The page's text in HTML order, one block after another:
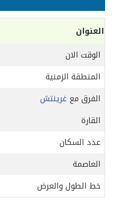
العنوان
الوقت الان
المنطقة الزمنية
الفرق مع غرينتش
القارة
عدد السكان
العاصمة
خط الطول والعرض